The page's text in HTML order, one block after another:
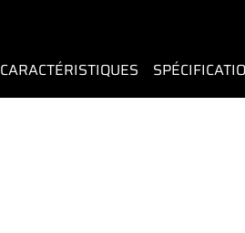
CARACTÉRISTIQUES